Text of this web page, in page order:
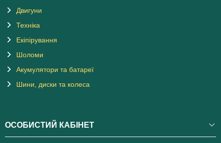
Двигуни
Техніка
Екіпірування
Шоломи
Акумулятори та батареї
Шини, диски та колеса
ОСОБИСТИЙ КАБІНЕТ